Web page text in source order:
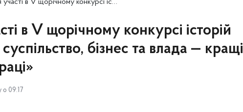
конкурсі історій «Громадянське суспільство, бізнес та влада — кращі практики співпраці»
в V щорічному конкурсі історій
бізнес та влада — кращі
о 09:17